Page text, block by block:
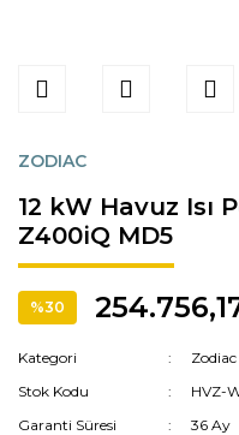
ZODIAC
12 kW Havuz Isı
Z400iQ MD5
%30
Kategori
Zodiac
Stok Kodu
HVZ-
Garanti Süresi
36 Ay